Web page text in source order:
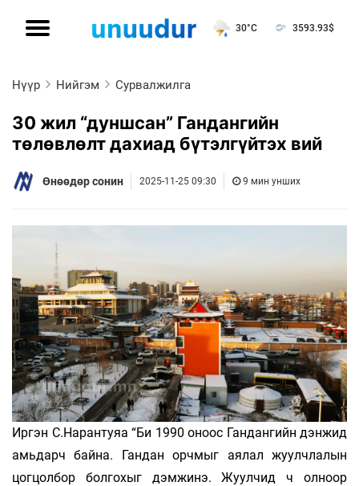
30°C 3593.93$
Нүүр Нийгэм Сурвалжилга
30 жил “дуншсан” Гандангийн
төлөвлөлт дахиад бүтэлгүйтэх вий
Өнөөдөр сонин 2025-11-25 09:30 9 мин унших
Иргэн С.Нарантуяа “Би 1990 оноос Гандангийн дэнжид
амьдарч байна. Гандан орчмыг аялал жуулчлалын
цогцолбор болгохыг дэмжинэ. Жуулчид ч олноор